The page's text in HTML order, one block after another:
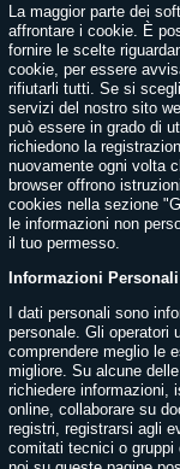
La maggior parte dei
affrontare i cookie. È
fornire le scelte
cookie, per essere
rifiutarli tutti. Se si
servizi del nostro sito
può essere in grado di
richiedono la
nuovamente ogni volta
browser offrono
cookies nella sezione
le informazioni non
il tuo permesso.
Informazioni Personali
I dati personali sono
personale. Gli operatori
comprendere meglio le
migliore. Su alcune
richiedere informazioni,
online, collaborare su
registri, registrarsi agli
comitati tecnici o